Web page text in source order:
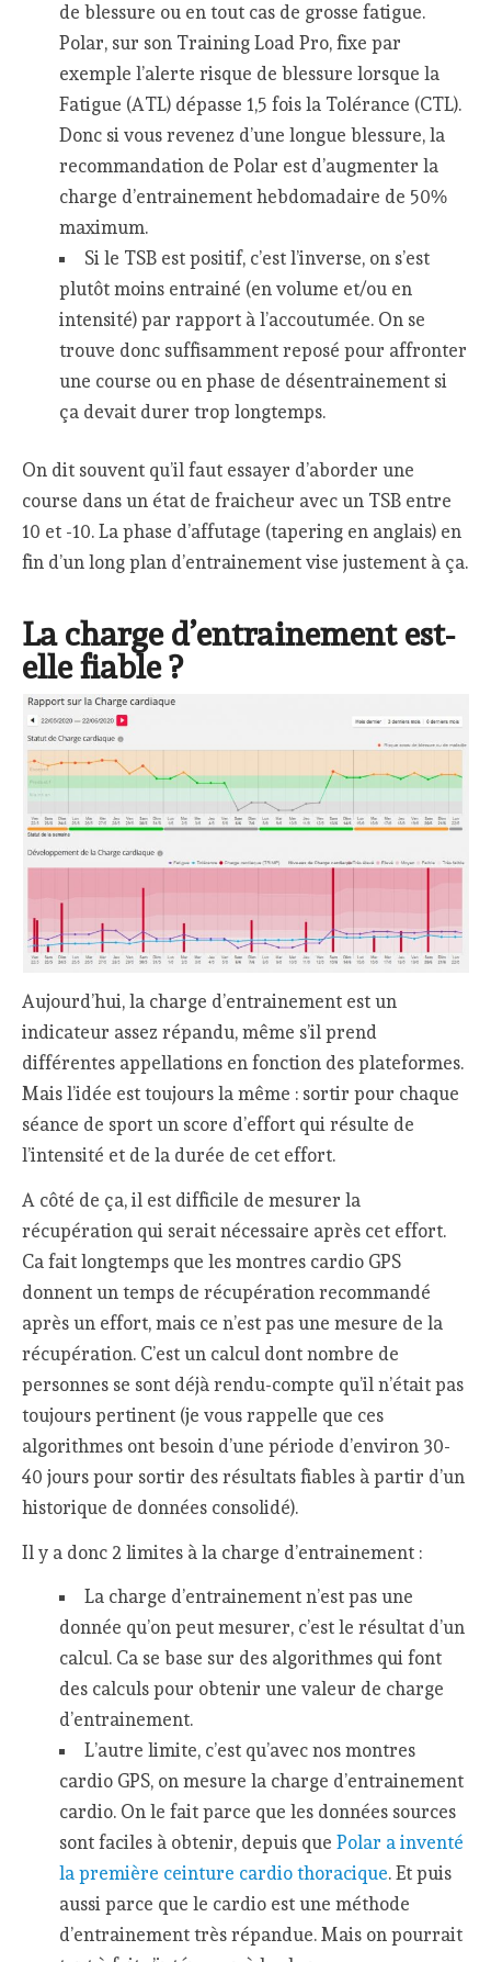
de blessure ou en tout cas de grosse fatigue.
Polar, sur son Training Load Pro, fixe par
exemple l’alerte risque de blessure lorsque la
Fatigue (ATL) dépasse 1,5 fois la Tolérance (CTL).
Donc si vous revenez d’une longue blessure, la
recommandation de Polar est d’augmenter la
charge d’entrainement hebdomadaire de 50%
maximum.
Si le TSB est positif, c’est l’inverse, on s’est
plutôt moins entrainé (en volume et/ou en
intensité) par rapport à l’accoutumée. On se
trouve donc suffisamment reposé pour affronter
une course ou en phase de désentrainement si
ça devait durer trop longtemps.
On dit souvent qu’il faut essayer d’aborder une
course dans un état de fraicheur avec un TSB entre
10 et -10. La phase d’affutage (tapering en anglais) en
fin d’un long plan d’entrainement vise justement à ça.
La charge d’entrainement est-
elle fiable ?
Aujourd’hui, la charge d’entrainement est un
indicateur assez répandu, même s’il prend
différentes appellations en fonction des plateformes.
Mais l’idée est toujours la même : sortir pour chaque
séance de sport un score d’effort qui résulte de
l’intensité et de la durée de cet effort.
A côté de ça, il est difficile de mesurer la
récupération qui serait nécessaire après cet effort.
Ca fait longtemps que les montres cardio GPS
donnent un temps de récupération recommandé
après un effort, mais ce n’est pas une mesure de la
récupération. C’est un calcul dont nombre de
personnes se sont déjà rendu-compte qu’il n’était pas
toujours pertinent (je vous rappelle que ces
algorithmes ont besoin d’une période d’environ 30-
40 jours pour sortir des résultats fiables à partir d’un
historique de données consolidé).
Il y a donc 2 limites à la charge d’entrainement :
La charge d’entrainement n’est pas une
donnée qu’on peut mesurer, c’est le résultat d’un
calcul. Ca se base sur des algorithmes qui font
des calculs pour obtenir une valeur de charge
d’entrainement.
L’autre limite, c’est qu’avec nos montres
cardio GPS, on mesure la charge d’entrainement
cardio. On le fait parce que les données sources
sont faciles à obtenir, depuis que Polar a inventé
la première ceinture cardio thoracique. Et puis
aussi parce que le cardio est une méthode
d’entrainement très répandue. Mais on pourrait